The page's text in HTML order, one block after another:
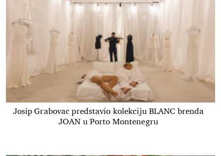
Josip Grabovac predstavio kolekciju BLANC brenda
JOAN u Porto Montenegru